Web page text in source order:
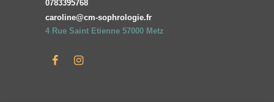
0783395768
caroline@cm-sophrologie.fr
4 Rue Saint Etienne 57000 Metz